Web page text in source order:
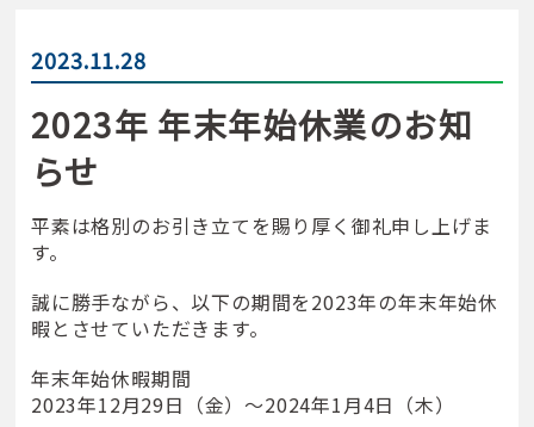
2023.11.28
2023年 年末年始休業のお知
らせ
平素は格別のお引き立てを賜り厚く御礼申し上げま
す。
誠に勝手ながら、以下の期間を2023年の年末年始休
暇とさせていただきます。
年末年始休暇期間
2023年12月29日（金）～2024年1月4日（木）